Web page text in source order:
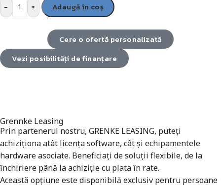
- + Adaugă în coș
Cere o ofertă personalizată
Vezi posibilități de finanțare
Grennke Leasing
Prin partenerul nostru, GRENKE LEASING, puteți
achiziționa atât licența software, cât și echipamentele
hardware asociate. Beneficiați de soluții flexibile, de la
închiriere până la achiziție cu plata în rate.
Această opțiune este disponibilă exclusiv pentru persoane